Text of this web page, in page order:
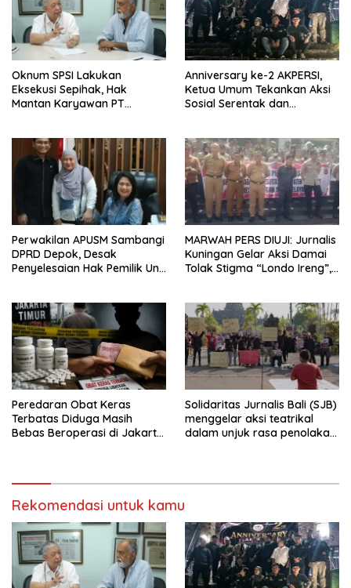
Oknum SPSI Lakukan
Eksekusi Sepihak, Hak
Mantan Karyawan PT
Anniversary ke-2 AKPERSI,
Ketua Umum Tekankan Aksi
Sosial Serentak dan
Perwakilan APUSM Sambangi
DPRD Depok, Desak
Penyelesaian Hak Pemilik Unit
MARWAH PERS DIUJI: Jurnalis
Kuningan Gelar Aksi Damai
Tolak Stigma “Londo Ireng”,
Peredaran Obat Keras
Terbatas Diduga Masih
Bebas Beroperasi di Jakarta
Solidaritas Jurnalis Bali (SJB)
menggelar aksi teatrikal
dalam unjuk rasa penolakan
Rekomendasi untuk kamu